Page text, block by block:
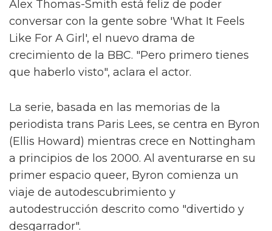
Alex Thomas-Smith está feliz de poder
conversar con la gente sobre 'What It Feels
Like For A Girl', el nuevo drama de
crecimiento de la BBC. "Pero primero tienes
que haberlo visto", aclara el actor.